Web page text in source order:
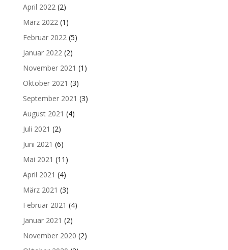
April 2022(2)
März 2022(1)
Februar 2022(5)
Januar 2022(2)
November 2021 (1)
Oktober 2021 (3)
September 2021 (3)
August 2021 (4)
Juli 2021 (2)
Juni 2021 (6)
Mai 2021 (11)
April 2021 (4)
März 2021 (3)
Februar 2021 (4)
Januar 2021 (2)
November 2020 (2)